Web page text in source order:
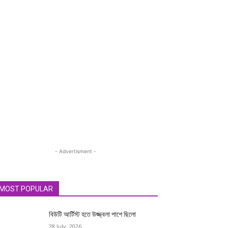
- Advertisment -
POPULAR
বিউটি আর্টিস্ট হতে উজ্জ্বলা পাশে ছিলো
28 July, 2026